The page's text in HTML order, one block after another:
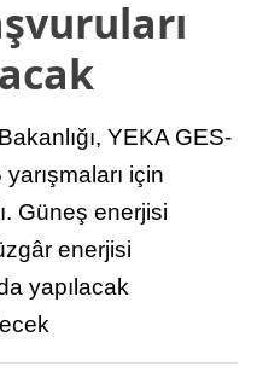
YEKA GES-
için
Güneş enerjisi
enerjisi
yapılacak